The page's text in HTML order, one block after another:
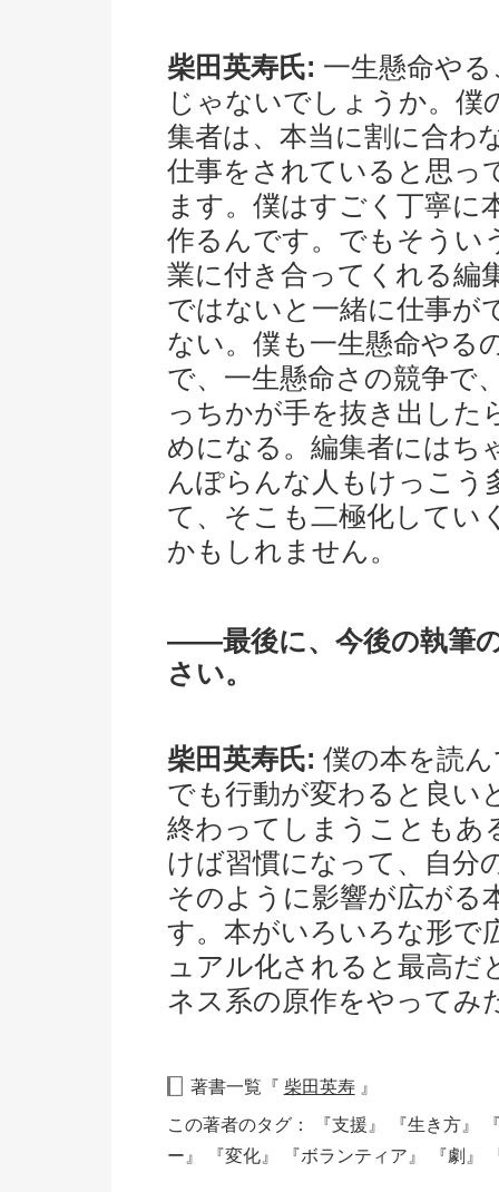
柴田英寿氏: 一生懸命や
じゃないでしょうか。僕
集者は、本当に割に合わ
仕事をされていると思っ
ます。僕はすごく丁寧に
作るんです。でもそうい
業に付き合ってくれる編
ではないと一緒に仕事が
ない。僕も一生懸命やる
で、一生懸命さの競争で
っちかが手を抜き出した
めになる。編集者にはち
んぽらんな人もけっこう
て、そこも二極化してい
かもしれません。
――最後に、今後の執筆
さい。
柴田英寿氏: 僕の本を読
でも行動が変わると良い
終わってしまうこともあ
けば習慣になって、自分
そのように影響が広がる
す。本がいろいろな形で
ュアル化されると最高だ
ネス系の原作をやってみ
著書一覧『 柴田英寿』
この著者のタグ：
『支援』 『生き方』
ー』
『変化』 『ボランティア』 『劇』